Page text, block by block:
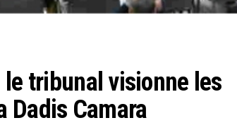
tribunal visionne les
Dadis Camara